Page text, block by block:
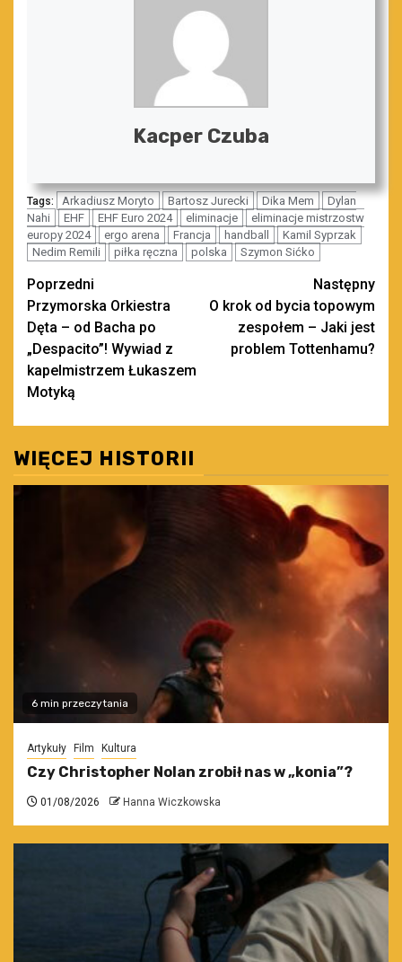
Kacper Czuba
Tags: Arkadiusz Moryto Bartosz Jurecki Dika Mem
Dylan
Nahi
EHF EHF Euro 2024 eliminacje
eliminacje mistrzostw
europy 2024
ergo arena Francja handball
Kamil Syprzak
Nedim Remili
piłka ręczna polska Szymon Sićko
Zobacz
wpisy
Poprzedni
Przymorska Orkiestra
Dęta – od Bacha po
„Despacito”! Wywiad z
kapelmistrzem Łukaszem
Motyką
Następny
O krok od bycia topowym
zespołem – Jaki jest
problem Tottenhamu?
WIĘCEJ HISTORII
6 min przeczytania
Artykuły Film Kultura
Czy Christopher Nolan zrobił nas w „konia”?
01/08/2026 Hanna Wiczkowska